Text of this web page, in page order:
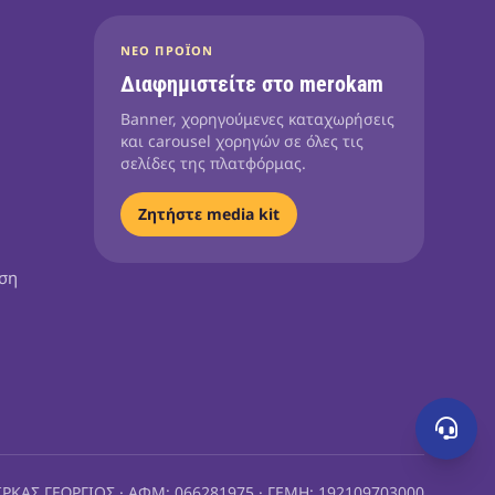
ΝΈΟ ΠΡΟΪΌΝ
Διαφημιστείτε στο merokam
Banner, χορηγούμενες καταχωρήσεις
και carousel χορηγών σε όλες τις
σελίδες της πλατφόρμας.
Ζητήστε media kit